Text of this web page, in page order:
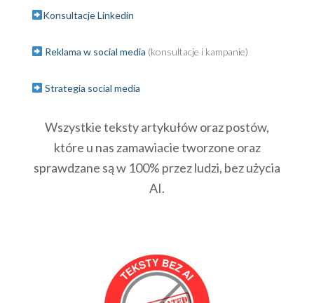
Konsultacje Linkedin
Reklama w social media (konsultacje i kampanie)
Strategia social media
Wszystkie teksty artykułów oraz postów,
które u nas zamawiacie tworzone oraz
sprawdzane są w 100% przez ludzi, bez użycia
AI.